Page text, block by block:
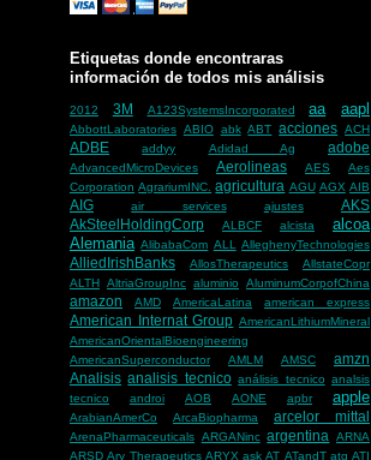
Etiquetas donde encontraras
información de todos mis análisis
2012 3M A123SystemsIncorporated aa aapl
AbbottLaboratories ABIO abk ABT acciones ACH
ADBE addyy Adidad Ag adobe
AdvancedMicroDevices Aerolineas AES
Aes
Corporation AgrariumINC. agricultura AGU AGX AIB
AIG air services ajustes
AKS
AkSteelHoldingCorp
ALBCF alcista
alcoa
Alemania AlibabaCom ALL AlleghenyTechnologies
AlliedIrishBanks AllosTherapeutics
AllstateCopr
ALTH
AltriaGroupInc aluminio AluminumCorpofChina
amazon AMD AmericaLatina american express
American Internat Group AmericanLithiumMineral
AmericanOrientalBioengineering
AmericanSuperconductor
AMLM AMSC
amzn
Analisis analisis tecnico análisis tecnico analsis
tecnico
androi AOB AONE apbr apple
ArabianAmerCo ArcaBiopharma arcelor mittal
ArenaPharmaceuticals ARGANinc argentina
ARNA
ARSD Ary Therapeutics ARYX ask AT ATandT atg ATI